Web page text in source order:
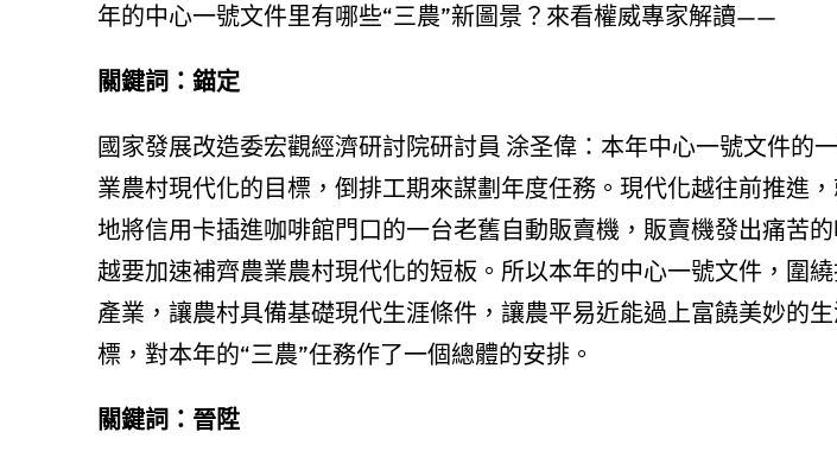
年的中心一號文件里有哪些“三農”新圖景？來看權威專家解讀——
關鍵詞：錨定
國家發展改造委宏觀經濟研討院研討員 涂圣偉：本年中心一號文件的
業農村現代化的目標，倒排工期來謀劃年度任務。現代化越往前推進
地將信用卡插進咖啡館門口的一台老舊自動販賣機，販賣機發出痛苦的
越要加速補齊農業農村現代化的短板。所以本年的中心一號文件，圍
產業，讓農村具備基礎現代生涯條件，讓農平易近能過上富饒美妙的
標，對本年的“三農”任務作了一個總體的安排。
關鍵詞：晉陞